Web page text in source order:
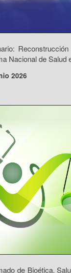
Nacional de Salud
2026
de Bioética,